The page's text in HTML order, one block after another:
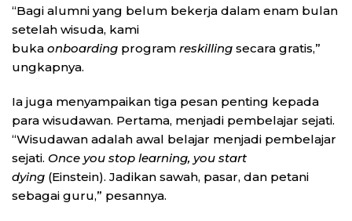
“Bagi alumni yang belum bekerja dalam enam bulan
setelah wisuda, kami
buka onboarding program reskilling secara gratis,”
ungkapnya.
Ia juga menyampaikan tiga pesan penting kepada
para wisudawan. Pertama, menjadi pembelajar sejati.
“Wisudawan adalah awal belajar menjadi pembelajar
sejati. Once you stop learning, you start
dying (Einstein). Jadikan sawah, pasar, dan petani
sebagai guru,” pesannya.